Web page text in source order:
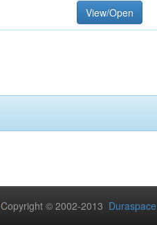
View/Open
Copyright © 2002-2013 Duraspace